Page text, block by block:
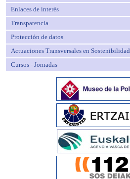
Enlaces de interés
Transparencia
Protección de datos
Actuaciones Transversales en Sostenibilidad
Cursos - Jornadas